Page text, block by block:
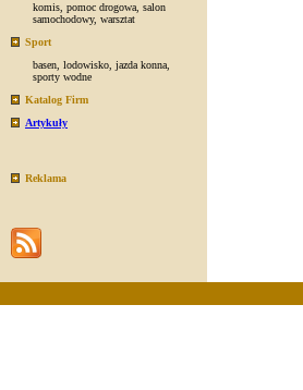
komis pomoc drogowa salon
samochodowy, warsztat
Sport
basen lodowisko jazda konna
sporty wodne
Katalog Firm
Artykuły
Reklama